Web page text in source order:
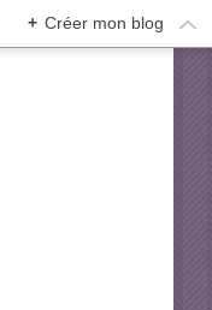
+ Créer mon blog